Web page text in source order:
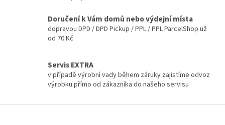
v
k
y
i
s
Doručení k Vám domů nebo výdejní místa
dopravou DPD / DPD Pickup / PPL / PPL ParcelShop už
od 70 Kč
Servis EXTRA
v případě výrobní vady během záruky zajistíme odvoz
výrobku přímo od zákazníka do našeho servisu